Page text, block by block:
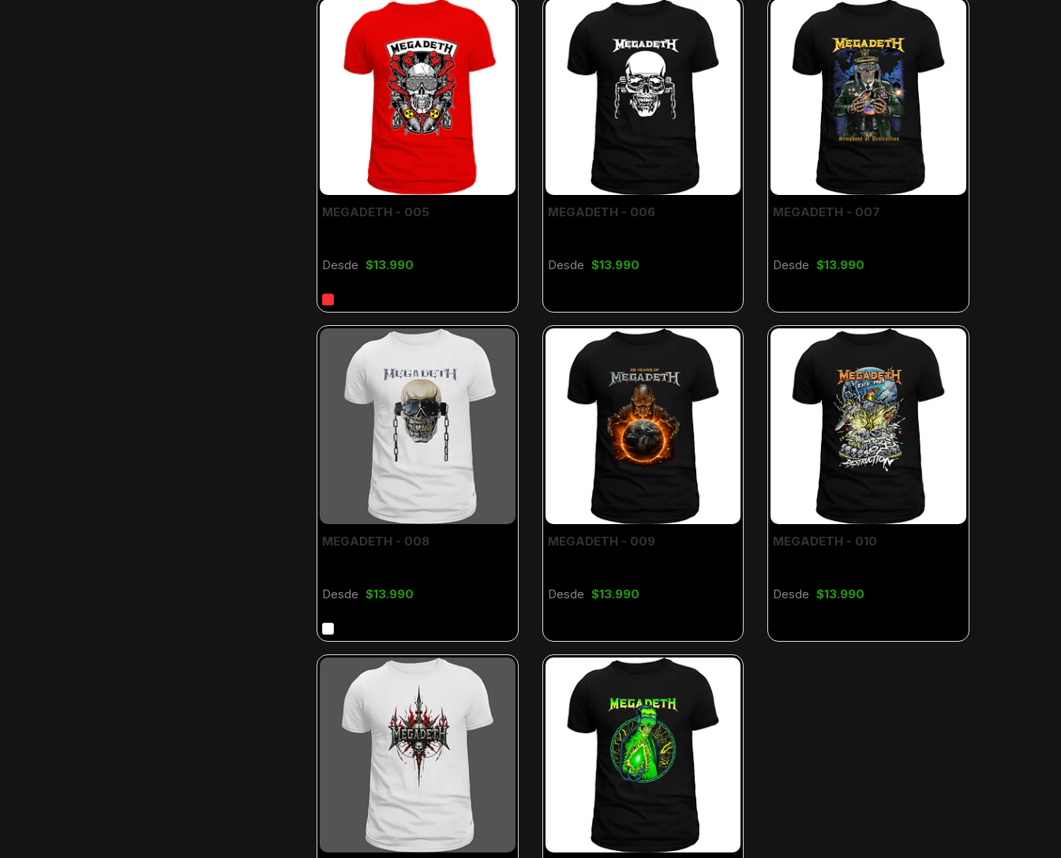
MEGADETH - 005
Desde $13.990
MEGADETH - 006
Desde $13.990
MEGADETH - 007
Desde $13.990
MEGADETH - 008
Desde $13.990
MEGADETH - 009
Desde $13.990
MEGADETH - 010
Desde $13.990